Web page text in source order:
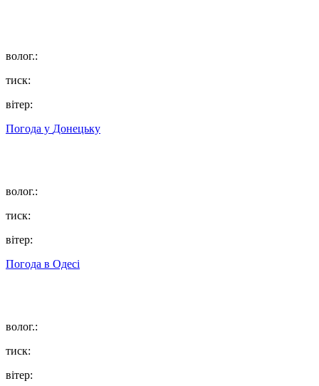
волог.:
тиск:
вітер:
Погода у Донецьку
волог.:
тиск:
вітер:
Погода в Одесі
волог.:
тиск:
вітер: